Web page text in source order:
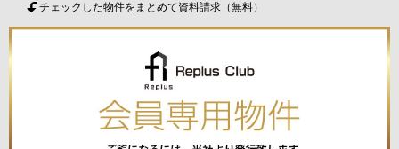
チェックした物件をまとめて資料請求（無料）